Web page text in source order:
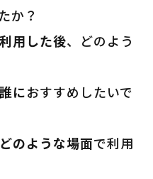
か？
利用した後、どのよう
誰におすすめしたいで
どのような場面で利用